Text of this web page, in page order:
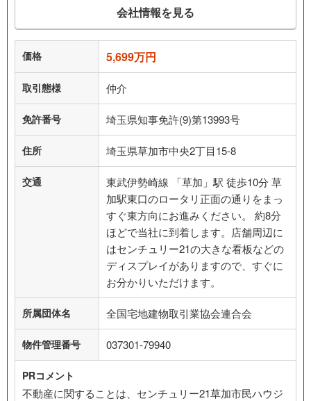
会社情報を見る
価格 5,699万円
取引態様 仲介
免許番号 埼玉県知事免許(9)第13993号
住所 埼玉県草加市中央2丁目15-8
交通
東武伊勢崎線 「草加」駅 徒歩10分 草
加駅東口のロータリ正面の通りをまっ
すぐ東方向にお進みください。 約8分
ほどで当社に到着します。店舗周辺に
はセンチュリー21の大きな看板などの
ディスプレイがありますので、すぐに
お分かりいただけます。
所属団体名 全国宅地建物取引業協会連合会
物件管理番号 037301-79940
PRコメント
不動産に関することは、センチュリー21草加市民ハウジ